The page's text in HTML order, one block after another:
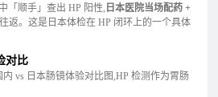
「顺手」查出 HP 阳性, 日本医院当场配药 +
返。这是日本体检在 HP 闭环上的一个具体
对比
vs 日本肠镜体验对比图,HP 检测作为胃肠